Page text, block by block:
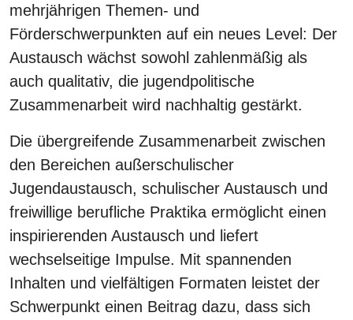
mehrjährigen Themen- und
Förderschwerpunkten auf ein neues Level: Der
Austausch wächst sowohl zahlenmäßig als
auch qualitativ, die jugendpolitische
Zusammenarbeit wird nachhaltig gestärkt.
Die übergreifende Zusammenarbeit zwischen
den Bereichen außerschulischer
Jugendaustausch, schulischer Austausch und
freiwillige berufliche Praktika ermöglicht einen
inspirierenden Austausch und liefert
wechselseitige Impulse. Mit spannenden
Inhalten und vielfältigen Formaten leistet der
Schwerpunkt einen Beitrag dazu, dass sich